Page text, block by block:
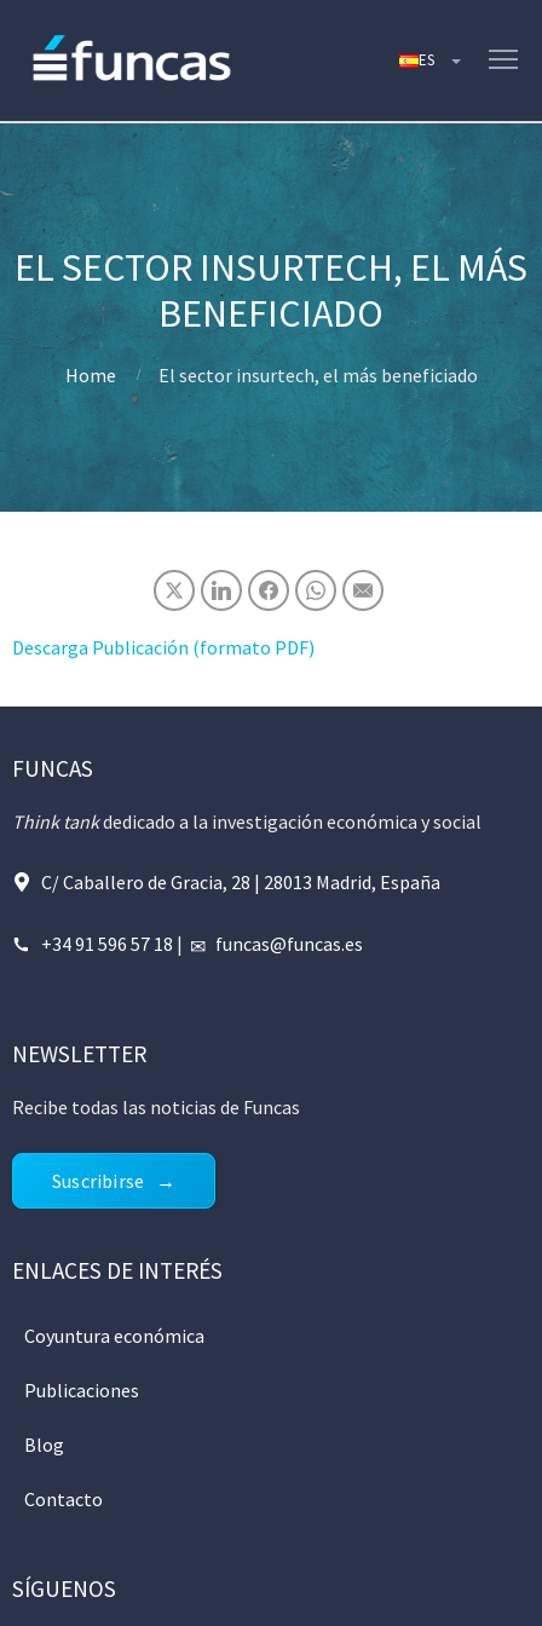
EL SECTOR INSURTECH, EL MÁS
BENEFICIADO
Home El sector insurtech, el más beneficiado
Descarga Publicación (formato PDF)
FUNCAS
Think tankdedicado a la investigación económica y social
C/ Caballero de Gracia, 28 | 28013 Madrid, España
+34 91 596 57 18 | funcas@funcas.es
NEWSLETTER
Recibe todas las noticias de Funcas
Suscribirse
ENLACES DE INTERÉS
Coyuntura económica
Publicaciones
Blog
Contacto
SÍGUENOS